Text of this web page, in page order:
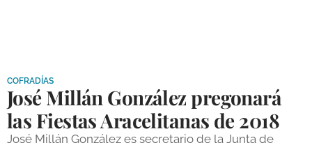
DEPORTES
COMPETICIONES
COFRADÍAS
José Millán González pregonará
las Fiestas Aracelitanas de 2018
José Millán González es secretario de la Junta de